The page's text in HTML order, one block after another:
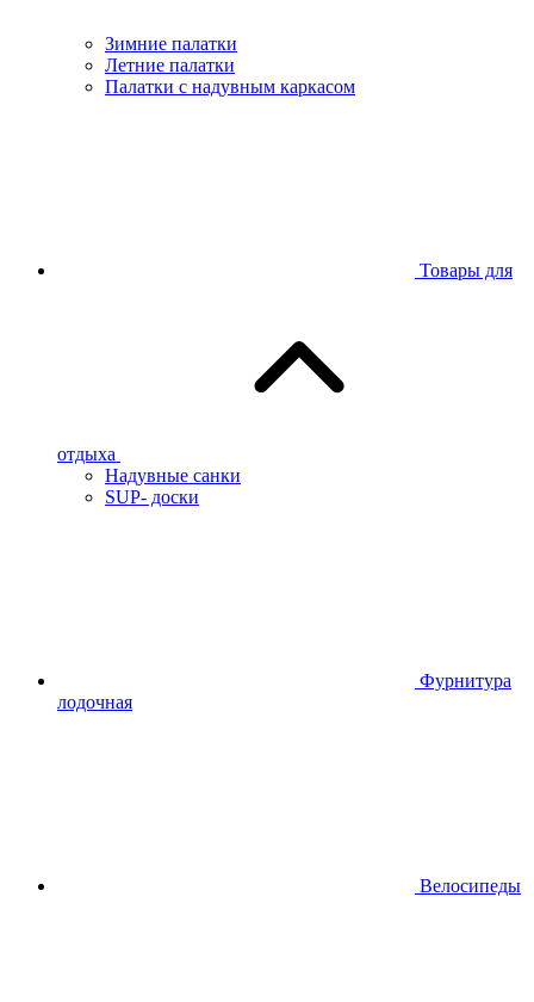
Зимние палатки
Летние палатки
Палатки с надувным каркасом
Товары для
отдыха
Надувные санки
SUP- доски
Фурнитура
лодочная
Велосипеды